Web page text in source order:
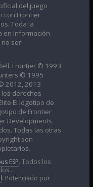
del juego
con Frontier
Toda la
en información
ser
Frontier © 1993
© 1995
2012, 2013
los derechos
El logotipo de
de Frontier
Developments
Todas las otras
son
ESP. Todos los
. Potenciado por